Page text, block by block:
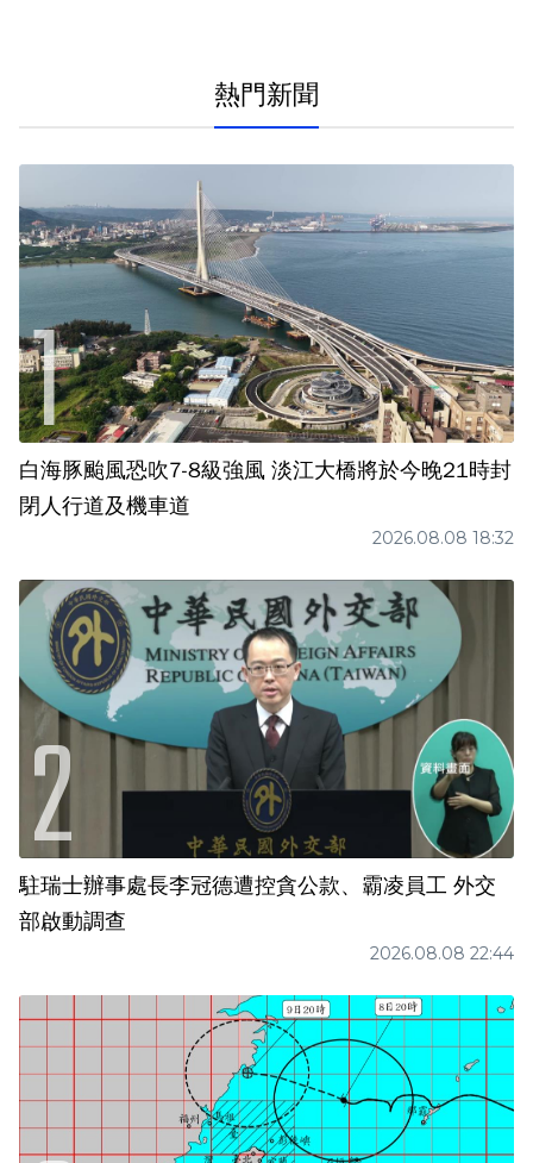
熱門新聞
白海豚颱風恐吹7-8級強風 淡江大橋將於今晚21時封
閉人行道及機車道
2026.08.08 18:32
駐瑞士辦事處長李冠德遭控貪公款、霸凌員工 外交
部啟動調查
2026.08.08 22:44